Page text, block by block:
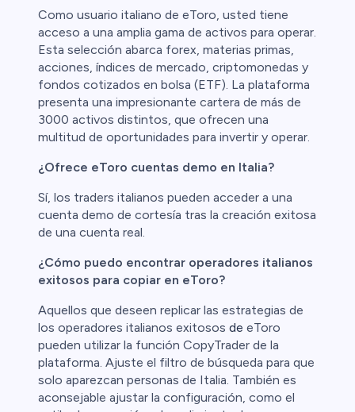
Como usuario italiano de eToro, usted tiene
acceso a una amplia gama de activos para operar.
Esta selección abarca forex, materias primas,
acciones, índices de mercado, criptomonedas y
fondos cotizados en bolsa (ETF). La plataforma
presenta una impresionante cartera de más de
3000 activos distintos, que ofrecen una
multitud de oportunidades para invertir y operar.
¿Ofrece eToro cuentas demo en Italia?
Sí, los traders italianos pueden acceder a una
cuenta demo de cortesía tras la creación exitosa
de una cuenta real.
¿Cómo puedo encontrar operadores italianos
exitosos para copiar en eToro?
Aquellos que deseen replicar las estrategias de
los operadores italianos exitosos de eToro
pueden utilizar la función CopyTrader de la
plataforma. Ajuste el filtro de búsqueda para que
solo aparezcan personas de Italia. También es
aconsejable ajustar la configuración, como el